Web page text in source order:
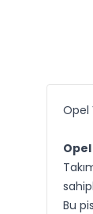
Opel
Bu